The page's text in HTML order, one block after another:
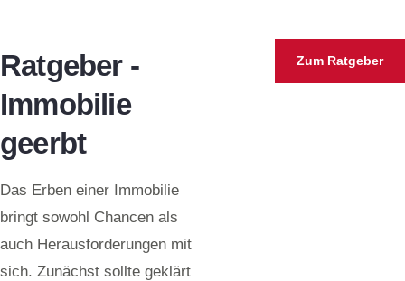
Ratgeber -
Immobilie
geerbt
Das Erben einer Immobilie
bringt sowohl Chancen als
auch Herausforderungen mit
sich. Zunächst sollte geklärt
Zum Ratgeber